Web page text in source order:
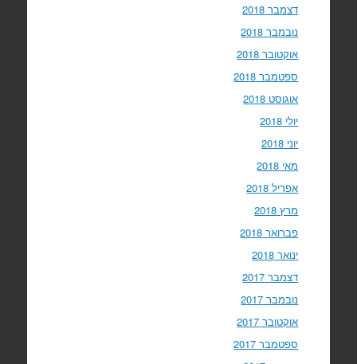
דצמבר 2018
נובמבר 2018
אוקטובר 2018
ספטמבר 2018
אוגוסט 2018
יולי 2018
יוני 2018
מאי 2018
אפריל 2018
מרץ 2018
פברואר 2018
ינואר 2018
דצמבר 2017
נובמבר 2017
אוקטובר 2017
ספטמבר 2017